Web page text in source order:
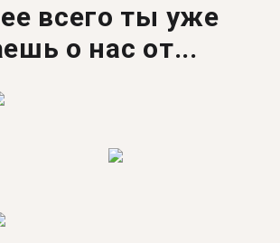
всего ты уже
о нас от...